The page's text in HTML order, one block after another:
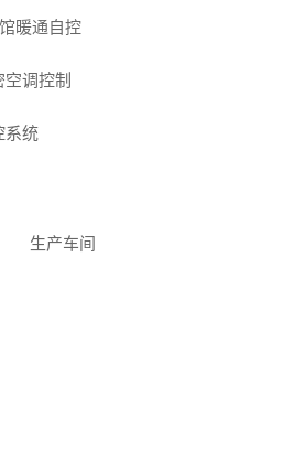
暖通自控
调控制
统